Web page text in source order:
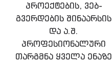
პროექტების, ვებ-
გვერდების შინაარსის
და ა.შ.
პროფესიონალური
თარგმნა ყველა ენაზე